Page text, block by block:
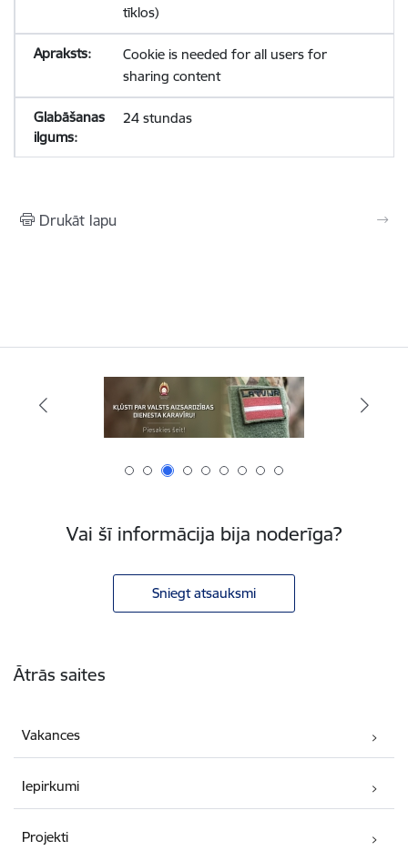
tīklos)
Cookie is needed for all users for
sharing content
24 stundas
Drukāt lapu
Vai šī informācija bija noderīga?
Sniegt atsauksmi
Ātrās saites
Vakances
Iepirkumi
Projekti